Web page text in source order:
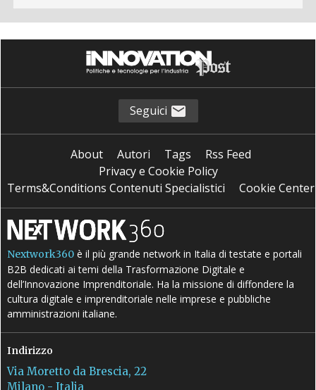
Seguici
About Autori Tags
Rss Feed
Privacy e Cookie Policy
Terms&Conditions Contenuti Specialistici
Cookie Center
Nextwork360 è il più grande network in Italia di testate e portali
B2B dedicati ai temi della Trasformazione Digitale e
dell’Innovazione Imprenditoriale. Ha la missione di diffondere la
cultura digitale e imprenditoriale nelle imprese e pubbliche
amministrazioni italiane.
Indirizzo
Via Moretto da Brescia, 22
Milano - Italia